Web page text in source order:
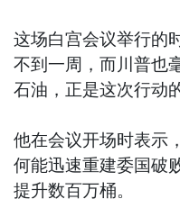
这场白宫会议举行的
不到一周，而川普也
石油，正是这次行动
他在会议开场时表示
何能迅速重建委国破
提升数百万桶。